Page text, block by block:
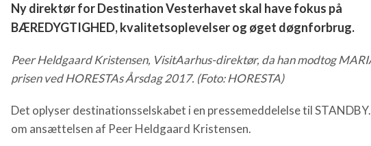
Ny direktør for Destination Vesterhavet skal have fokus på
BÆREDYGTIGHED, kvalitetsoplevelser og øget døgnforbrug.
Peer Heldgaard Kristensen, VisitAarhus-direktør, da han modtog
prisen ved HORESTAs Årsdag 2017. (Foto: HORESTA)
Det oplyser destinationsselskabet i en pressemeddelelse til
om ansættelsen af Peer Heldgaard Kristensen.